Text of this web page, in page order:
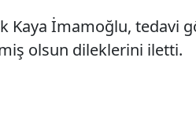
Kaya İmamoğlu, tedavi
olsun dileklerini iletti.